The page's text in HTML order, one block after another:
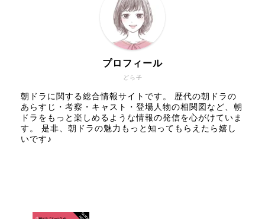
どら子
プロフィール
朝ドラに関する総合情報サイトです。 歴代の朝ドラの
あらすじ・考察・キャスト・登場人物の相関図など、朝
ドラをもっと楽しめるような情報の発信を心がけていま
す。 是非、朝ドラの魅力もっと知ってもらえたら嬉し
いです♪